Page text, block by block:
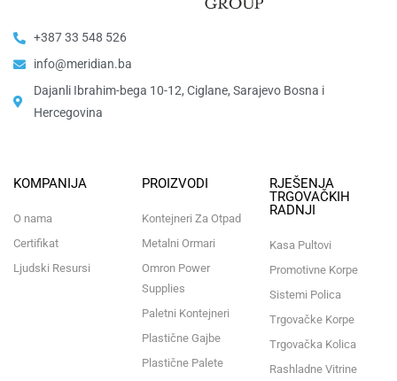
+387 33 548 526
info@meridian.ba
Dajanli Ibrahim-bega 10-12, Ciglane, Sarajevo Bosna i
Hercegovina​
KOMPANIJA
O nama
Certifikat
Ljudski Resursi
PROIZVODI
Kontejneri Za Otpad
Metalni Ormari
Omron Power
Supplies
Paletni Kontejneri
Plastične Gajbe
Plastične Palete
RJEŠENJA
TRGOVAČKIH
RADNJI
Kasa Pultovi
Promotivne Korpe
Sistemi Polica
Trgovačke Korpe
Trgovačka Kolica
Rashladne Vitrine